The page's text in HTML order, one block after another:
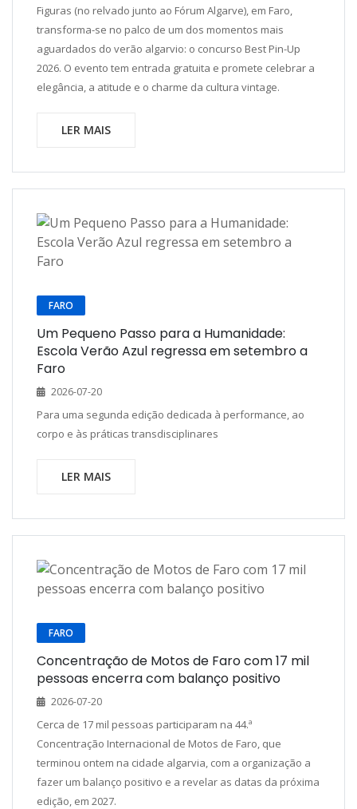
Figuras (no relvado junto ao Fórum Algarve), em Faro,
transforma-se no palco de um dos momentos mais
aguardados do verão algarvio: o concurso Best Pin-Up
2026. O evento tem entrada gratuita e promete celebrar a
elegância, a atitude e o charme da cultura vintage.
LER MAIS
FARO
Um Pequeno Passo para a Humanidade:
Escola Verão Azul regressa em setembro a
Faro
2026-07-20
Para uma segunda edição dedicada à performance, ao
corpo e às práticas transdisciplinares
LER MAIS
FARO
Concentração de Motos de Faro com 17 mil
pessoas encerra com balanço positivo
2026-07-20
Cerca de 17 mil pessoas participaram na 44.ª
Concentração Internacional de Motos de Faro, que
terminou ontem na cidade algarvia, com a organização a
fazer um balanço positivo e a revelar as datas da próxima
edição, em 2027.